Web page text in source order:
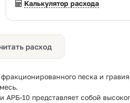
Калькулятор расхода
расход
песка и
АРБ-10 представляет собой